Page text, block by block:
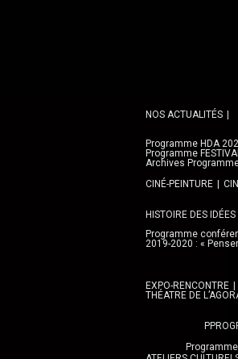
NOS ACTUALITÉS
Programme HDA
Programme
Archives
CINÉ-PEINTURE
HISTOIRE DES IDÉES
Programme
2019-2020 : «
EXPO-RENCONTRE
THÉATRE DE
Programme